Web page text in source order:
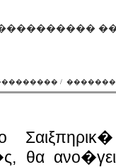
/
θα